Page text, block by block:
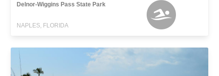
Delnor-Wiggins Pass State Park
NAPLES, FLORIDA